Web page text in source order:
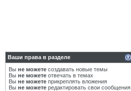
Ваши права в разделе
Вы не можете создавать новые темы
Вы не можете отвечать в темах
Вы не можете прикреплять вложения
Вы не можете редактировать свои сообщения